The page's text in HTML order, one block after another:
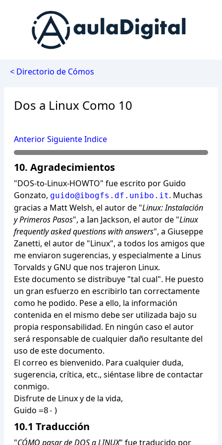
< Directorio de Cómos
Dos a Linux Como 10
AnteriorSiguienteIndice
10. Agradecimientos
"DOS-to-Linux-HOWTO" fue escrito por Guido
Gonzato, guido@ibogfs.df.unibo.it. Muchas
gracias a Matt Welsh, el autor de "Linux: Instalación
y Primeros Pasos", a Ian Jackson, el autor de "Linux
frequently asked questions with answers", a Giuseppe
Zanetti, el autor de "Linux", a todos los amigos que
me enviaron sugerencias, y especialmente a Linus
Torvalds y GNU que nos trajeron Linux.
Este documento se distribuye "tal cual". He puesto
un gran esfuerzo en escribirlo tan correctamente
como he podido. Pese a ello, la información
contenida en el mismo debe ser utilizada bajo su
propia responsabilidad. En ningún caso el autor
será responsable de cualquier daño resultante del
uso de este documento.
El correo es bienvenido. Para cualquier duda,
sugerencia, crítica, etc., siéntase libre de contactar
conmigo.
Disfrute de Linux y de la vida,
Guido =8-)
10.1 Traducción
"CÓMO pasar de DOS a LINUX" fue traducido por